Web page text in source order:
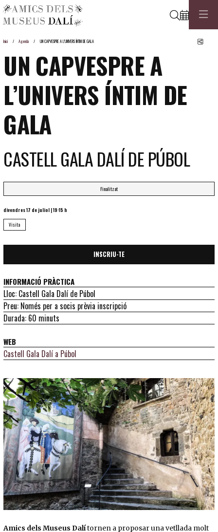
Cerca
Inici Agenda UN CAPVESPRE A L’UNIVERS ÍNTIM DE GALA
UN CAPVESPRE A
L’UNIVERS ÍNTIM DE
GALA
CASTELL GALA DALÍ DE PÚBOL
Finalitzat
divendres 17 de juliol |19:15 h
Visita
INSCRIU-TE
INFORMACIÓ PRÀCTICA
Lloc: Castell Gala Dalí de Púbol
Preu: Només per a socis prèvia inscripció
Durada: 60 minuts
WEB
Castell Gala Dalí a Púbol
Amics dels Museus Dalítornen a proposar una vetllada molt